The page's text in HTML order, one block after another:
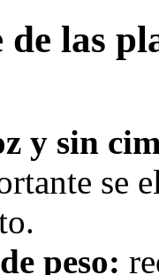
de las
y sin
se
peso: